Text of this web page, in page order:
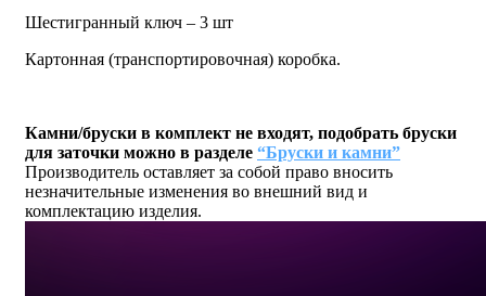
Шестигранный ключ – 3 шт
Картонная (транспортировочная) коробка.
Камни/бруски в комплект не входят, подобрать бруски
для заточки можно в разделе “Бруски и камни”
Производитель оставляет за собой право вносить
незначительные изменения во внешний вид и
комплектацию изделия.